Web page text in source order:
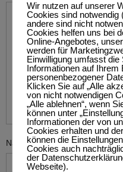
Name*
Wir nutzen auf unserer
Cookies sind notwendig
andere sind nicht
Cookies helfen uns bei
Online-Angebotes,
werden für
Einwilligung umfasst die
Informationen auf Ihrem
personenbezogener
Klicken Sie auf „Alle
von nicht notwendigen
„Alle ablehnen“, wenn
können unter
Informationen der von
Cookies erhalten und
können die
Cookies auch
der
Webseite).